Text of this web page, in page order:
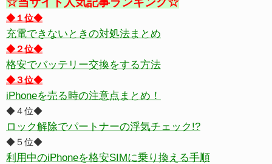
◆１位◆
充電できないときの対処法まとめ
◆２位◆
格安でバッテリー交換をする方法
◆３位◆
iPhoneを売る時の注意点まとめ！
◆４位◆
ロック解除でパートナーの浮気チェック!?
◆５位◆
利用中のiPhoneを格安SIMに乗り換える手順